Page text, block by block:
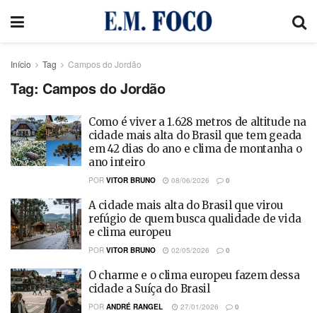
Início Tag Campos do Jordão
Tag: Campos do Jordão
Como é viver a 1.628 metros de altitude na
cidade mais alta do Brasil que tem geada
em 42 dias do ano e clima de montanha o
ano inteiro
POR VITOR BRUNO 08/06/2026 0
A cidade mais alta do Brasil que virou
refúgio de quem busca qualidade de vida
e clima europeu
POR VITOR BRUNO 02/05/2026 0
O charme e o clima europeu fazem dessa
cidade a Suíça do Brasil
POR ANDRÉ RANGEL 27/01/2026 0